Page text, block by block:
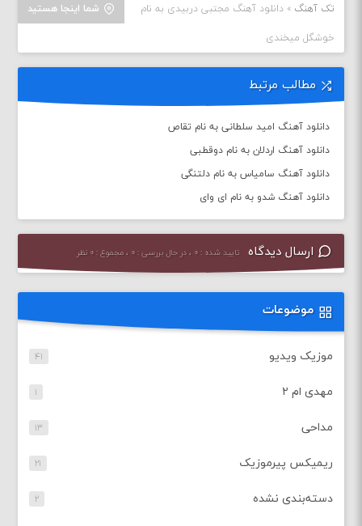
شما اینجا هستید تک آهنگ »دانلود آهنگ مجتبی دربیدی به نام
خوشگل میخندی
مطالب مرتبط
دانلود آهنگ امید سلطانی به نام تقاص
دانلود آهنگ اردلان به نام دوقطبی
دانلود آهنگ سامیاس به نام دلتنگی
دانلود آهنگ شدو به نام ای وای
ارسال دیدگاه تایید شده : ۰ ، در حال بررسی : ۰ ، مجموع : ۰ نظر
موضوعات
موزیک ویدیو ۴۱
مهدی ام ۲ ۱
مداحی ۱۳
ریمیکس پیرموزیک ۲۱
دسته‌بندی نشده ۲